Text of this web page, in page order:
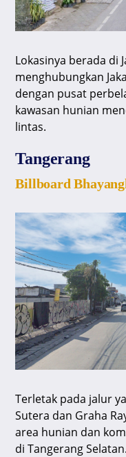
Lokasinya berada di
menghubungkan
dengan pusat
kawasan hunian
lintas.
Tangerang
Billboard
Terletak pada jalur
Sutera dan Graha
area hunian dan
di Tangerang Selatan.